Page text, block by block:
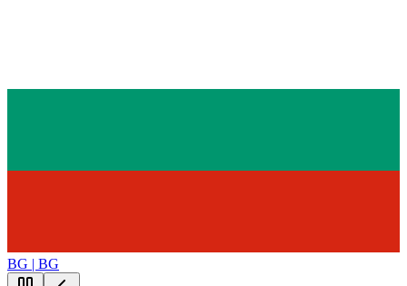
BG | BG